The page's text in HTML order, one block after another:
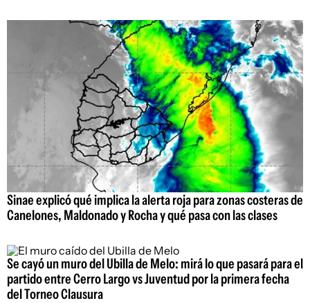
Sinae explicó qué implica la alerta roja para zonas costeras de
Canelones, Maldonado y Rocha y qué pasa con las clases
Se cayó un muro del Ubilla de Melo: mirá lo que pasará para el
partido entre Cerro Largo vs Juventud por la primera fecha
del Torneo Clausura